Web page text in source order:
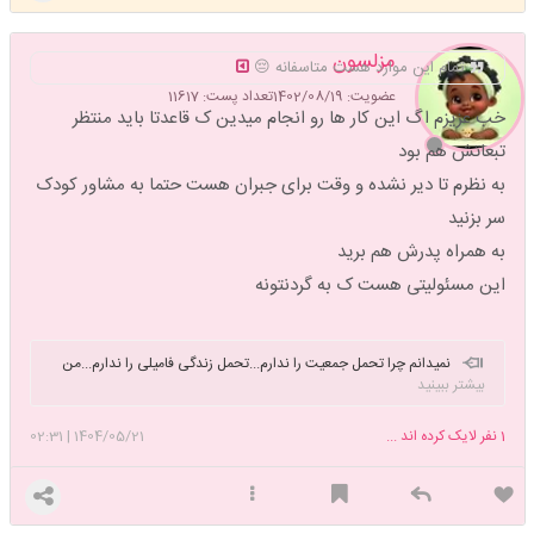
مزلسون
عضویت: 1402/08/19 تعداد پست: 11617
تمام این موارد هست متاسفانه 😔
خب عزیزم اگ این کار ها رو انجام میدین ک قاعدتا باید منتظر
تبعاتش هم بود
به نظرم تا دیر نشده و وقت برای جبران هست حتما به مشاور کودک
سر بزنید
به همراه پدرش هم برید
این مسئولیتی هست ک به گردنتونه
نمیدانم چرا تحمل جمعیت را ندارم...تحمل زندگی فامیلی را ندارم...من
آنقدر به تنهایی خود عادت کرده ام که در هر حالت دیگری خودم را بلافاصله
نزدیک که میشوم میبینم که اصلا استعدادش را ندارم...!
بیشتر ببینید
1404/05/21
|
02:31 1نفر لایک کرده اند ...